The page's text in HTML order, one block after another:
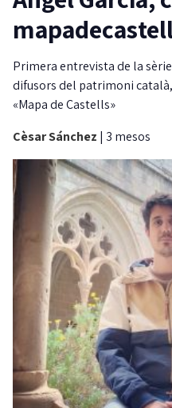
Primera entrevista de la
difusors del patrimoni
«Mapa de Castells»
Cèsar Sánchez | 3 mesos